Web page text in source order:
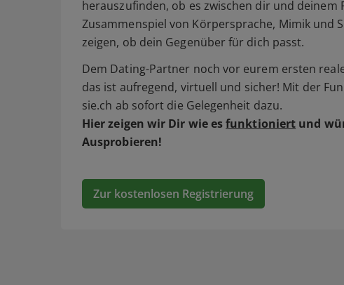
herauszufinden, ob es zwischen dir und
Zusammenspiel von Körpersprache, Mimik und
zeigen, ob dein Gegenüber für dich passt.
Dem Dating-Partner noch vor eurem ersten
das ist aufregend, virtuell und sicher! Mit der
sie.ch ab sofort die Gelegenheit dazu.
Hier zeigen wir Dir wie esfunktioniert und
Ausprobieren!
Zur kostenlosen Registrierung